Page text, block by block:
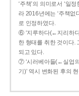
‘주책’의 의미로서 ‘일
라 2016년에는 ‘주책없
로 인정하였다.
⑥ ‘지루하다(←지리하다
한 형태를 취한 것이다.
되고 있다.
⑦ ‘시러베아들(←실업
기)’ 역시 변화된 후의